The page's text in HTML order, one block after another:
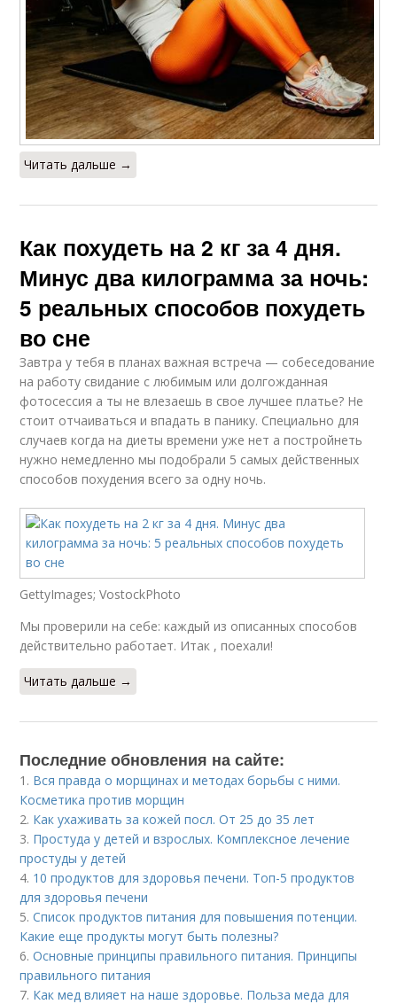
Читать дальше →
Как похудеть на 2 кг за 4 дня.
Минус два килограмма за ночь:
5 реальных способов похудеть
во сне
Завтра у тебя в планах важная встреча — собеседование
на работу свидание с любимым или долгожданная
фотосессия а ты не влезаешь в свое лучшее платье? Не
стоит отчаиваться и впадать в панику. Специально для
случаев когда на диеты времени уже нет а постройнеть
нужно немедленно мы подобрали 5 самых действенных
способов похудения всего за одну ночь.
GettyImages; VostockPhoto
Мы проверили на себе: каждый из описанных способов
действительно работает. Итак , поехали!
Читать дальше →
Последние обновления на сайте:
1. Вся правда о морщинах и методах борьбы с ними.
Косметика против морщин
2. Как ухаживать за кожей посл. От 25 до 35 лет
3. Простуда у детей и взрослых. Комплексное лечение
простуды у детей
4. 10 продуктов для здоровья печени. Топ-5 продуктов
для здоровья печени
5.Список продуктов питания для повышения потенции.
Какие еще продукты могут быть полезны?
6.Основные принципы правильного питания. Принципы
правильного питания
7. Как мед влияет на наше здоровье. Польза меда для